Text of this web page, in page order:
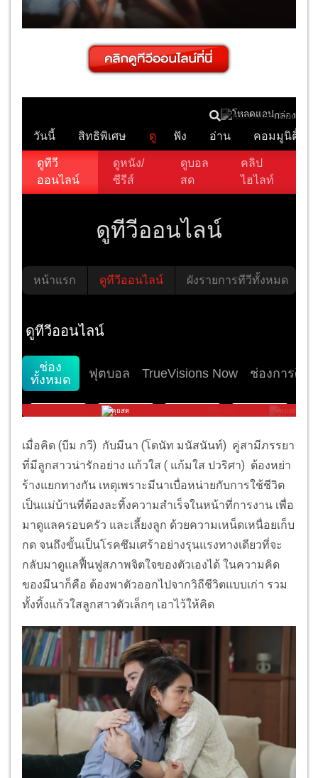
เมื่อคิด (บีม กวี) กับมีนา (โดนัท มนัสนันท์) คู่สามีภรรยา
ที่มีลูกสาวน่ารักอย่าง แก้วใส ( แก้มใส ปวริศา) ต้องหย่า
ร้างแยกทางกัน เหตุเพราะมีนาเบื่อหน่ายกับการใช้ชีวิต
เป็นแม่บ้านที่ต้องละทิ้งความสำเร็จในหน้าที่การงาน เพื่อ
มาดูแลครอบครัว และเลี้ยงลูก ด้วยความเหน็ดเหนื่อยเก็บ
กด จนถึงขั้นเป็นโรคซึมเศร้าอย่างรุนแรงทางเดียวที่จะ
กลับมาดูแลฟื้นฟูสภาพจิตใจของตัวเองได้ ในความคิด
ของมีนาก็คือ ต้องพาตัวออกไปจากวิถีชีวิตแบบเก่า รวม
ทั้งทิ้งแก้วใสลูกสาวตัวเล็กๆ เอาไว้ให้คิด